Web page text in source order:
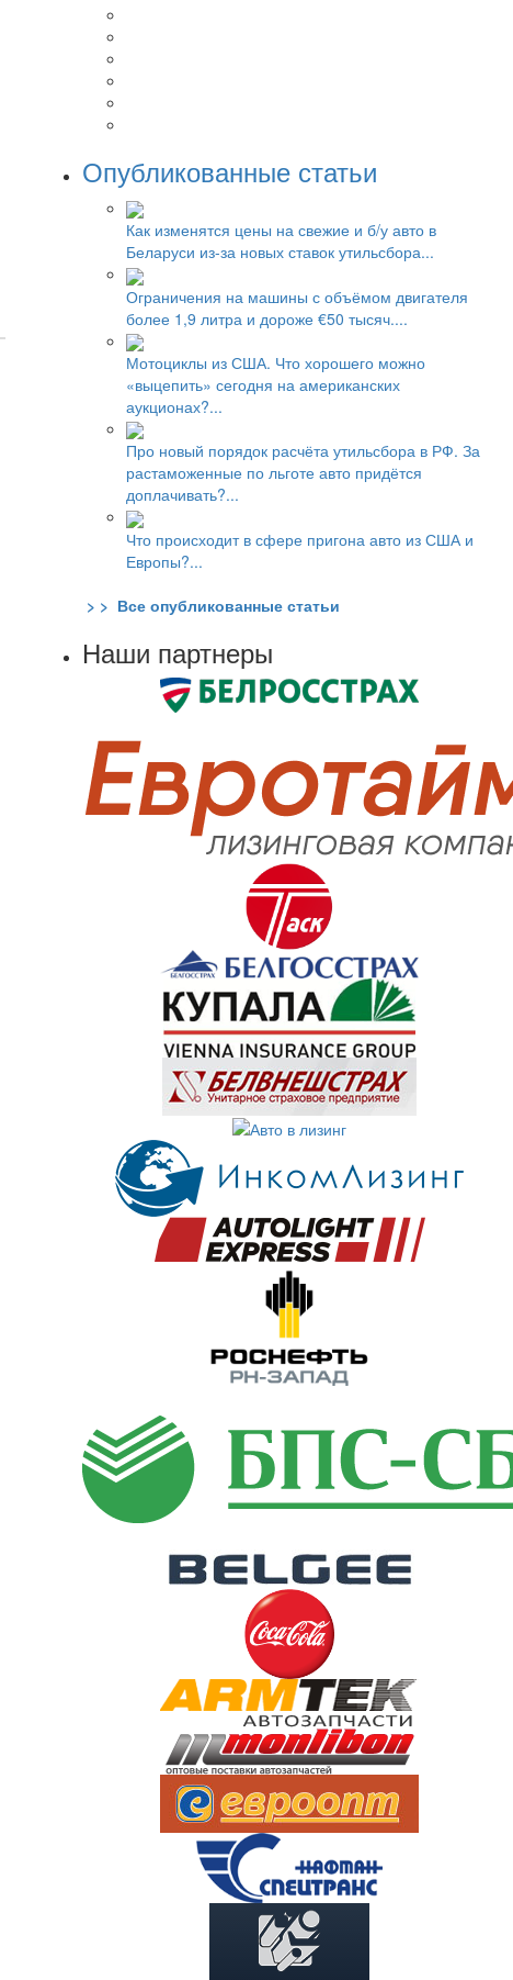
Опубликованные статьи
Как изменятся цены на свежие и б/у авто в
Беларуси из-за новых ставок утильсбора...
Ограничения на машины с объёмом двигателя
более 1,9 литра и дороже €50 тысяч....
Мотоциклы из США. Что хорошего можно
«выцепить» сегодня на американских
аукционах?...
Про новый порядок расчёта утильсбора в РФ. За
растаможенные по льготе авто придётся
доплачивать?...
Что происходит в сфере пригона авто из США и
Европы?...
> > Все опубликованные статьи
Наши партнеры